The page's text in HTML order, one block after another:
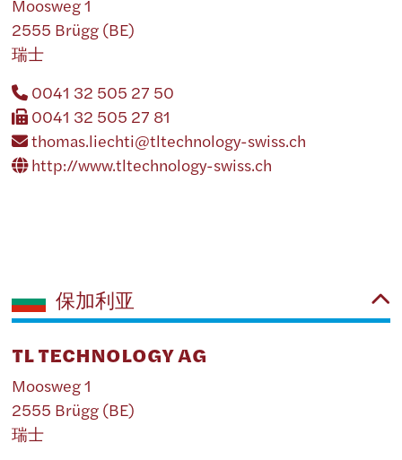
Moosweg 1
2555 Brügg (BE)
瑞士
0041 32 505 27 50
0041 32 505 27 81
thomas.liechti@tltechnology-swiss.ch
http://www.tltechnology-swiss.ch
保加利亚
TL TECHNOLOGY AG
Moosweg 1
2555 Brügg (BE)
瑞士